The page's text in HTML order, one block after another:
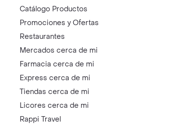
Catálogo Productos
Promociones y Ofertas
Restaurantes
Mercados cerca de mi
Farmacia cerca de mi
Express cerca de mi
Tiendas cerca de mi
Licores cerca de mi
Rappi Travel